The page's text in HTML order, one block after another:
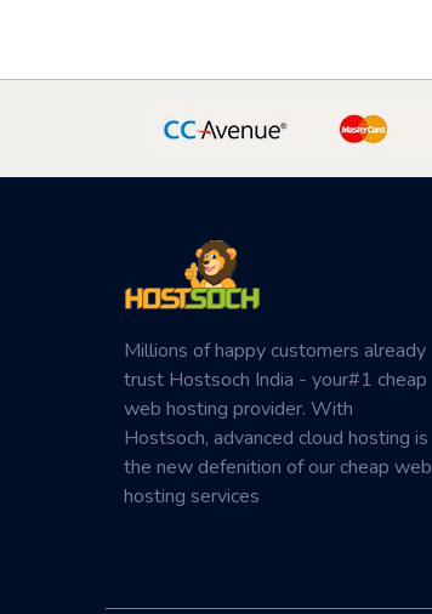
Millions of happy customers already
trust Hostsoch India - your#1 cheap
web hosting provider. With
Hostsoch, advanced cloud hosting is
the new defenition of our cheap web
hosting services